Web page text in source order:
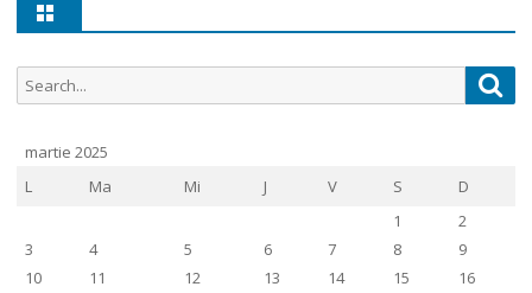
Search
for:
martie 2025
L
Ma Mi J V S
D
1
2
3
4 5 6 7 8
9
10
11 12 13 14 15
16